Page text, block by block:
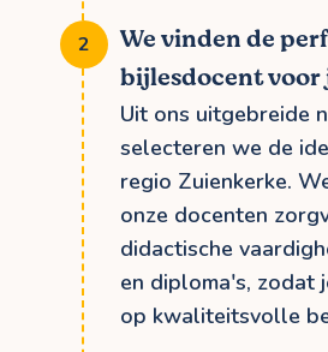
We vinden de
bijlesdocent voor
Uit ons uitgebreide
selecteren we de
regio Zuienkerke.
onze docenten
didactische
en diploma's, zodat
op kwaliteitsvolle